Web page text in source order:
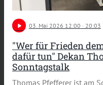
play_arrow 03 . Mai 2026 12:00 · 20:03
"Wer für Frieden
dafür tun" Dekan
Sonntagstalk
Thomas Pfefferer ist am